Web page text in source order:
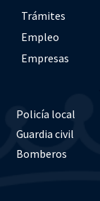
Trámites
Empleo
Empresas
Policía local
Guardia civil
Bomberos